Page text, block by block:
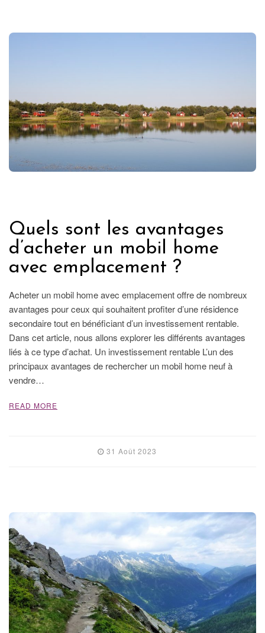
Quels sont les avantages
d’acheter un mobil home
avec emplacement ?
Acheter un mobil home avec emplacement offre de nombreux
avantages pour ceux qui souhaitent profiter d’une résidence
secondaire tout en bénéficiant d’un investissement rentable.
Dans cet article, nous allons explorer les différents avantages
liés à ce type d’achat. Un investissement rentable L’un des
principaux avantages de rechercher un mobil home neuf à
vendre…
READ MORE
31 Août 2023